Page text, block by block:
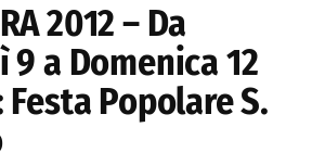
2012 – Da
9 a Domenica 12
Popolare S.